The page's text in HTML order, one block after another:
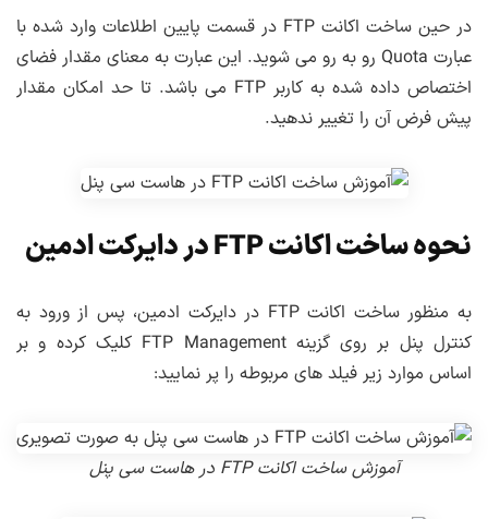
در حین ساخت اکانت FTP در قسمت پایین اطلاعات وارد شده با
عبارت Quota رو به رو می شوید. این عبارت به معنای مقدار فضای
اختصاص داده شده به کاربر FTP می باشد. تا حد امکان مقدار
پیش فرض آن را تغییر ندهید.
نحوه ساخت اکانت FTP در دایرکت ادمین
به منظور ساخت اکانت FTP در دایرکت ادمین، پس از ورود به
کنترل پنل بر روی گزینه FTP Management کلیک کرده و بر
اساس موارد زیر فیلد های مربوطه را پر نمایید:
آموزش ساخت اکانت FTP در هاست سی پنل